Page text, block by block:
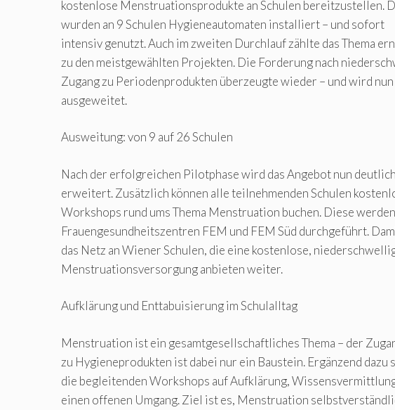
kostenlose Menstruationsprodukte an Schulen bereitzustellen.
wurden an 9 Schulen Hygieneautomaten installiert – und sofort
intensiv genutzt. Auch im zweiten Durchlauf zählte das Thema
zu den meistgewählten Projekten. Die Forderung nach
Zugang zu Periodenprodukten überzeugte wieder – und wird
ausgeweitet.
Ausweitung: von 9 auf 26 Schulen
Nach der erfolgreichen Pilotphase wird das Angebot nun deutlich
erweitert. Zusätzlich können alle teilnehmenden Schulen
Workshops rund ums Thema Menstruation buchen. Diese
Frauengesundheitszentren FEM und FEM Süd durchgeführt.
das Netz an Wiener Schulen, die eine kostenlose,
Menstruationsversorgung anbieten weiter.
Aufklärung und Enttabuisierung im Schulalltag
Menstruation ist ein gesamtgesellschaftliches Thema – der
zu Hygieneprodukten ist dabei nur ein Baustein. Ergänzend dazu
die begleitenden Workshops auf Aufklärung,
einen offenen Umgang. Ziel ist es, Menstruation